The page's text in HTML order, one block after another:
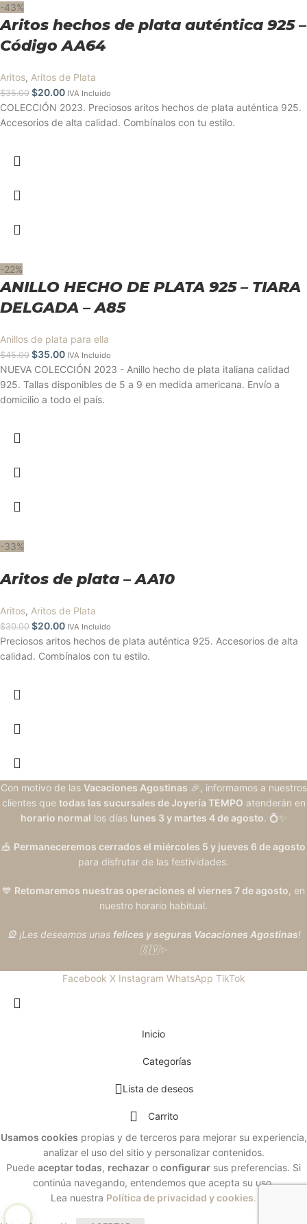
-43%
Aritos hechos de plata auténtica 925 –
Código AA64
Aritos, Aritos de Plata
$35.00 $20.00 IVA Incluido
COLECCIÓN 2023. Preciosos aritos hechos de plata auténtica 925.
Accesorios de alta calidad. Combínalos con tu estilo.
-22%
ANILLO HECHO DE PLATA 925 – TIARA
DELGADA – A85
Anillos de plata para ella
$45.00 $35.00 IVA Incluido
NUEVA COLECCIÓN 2023 - Anillo hecho de plata italiana calidad
925. Tallas disponibles de 5 a 9 en medida americana. Envío a
domicilio a todo el país.
-33%
Aritos de plata – AA10
Aritos, Aritos de Plata
$30.00 $20.00 IVA Incluido
Preciosos aritos hechos de plata auténtica 925. Accesorios de alta
calidad. Combínalos con tu estilo.
Con motivo de las Vacaciones Agostinas 🎉, informamos a nuestros
clientes que todas las sucursales de Joyería TEMPO atenderán en
horario normal los días lunes 3 y martes 4 de agosto. 💍✨
🎪 Permaneceremos cerrados el miércoles 5 y jueves 6 de agosto
para disfrutar de las festividades.
💙 Retomaremos nuestras operaciones el viernes 7 de agosto, en
nuestro horario habitual.
🎡 ¡Les deseamos unas felices y seguras Vacaciones Agostinas!
🇸🇻✨
Facebook X Instagram WhatsApp TikTok
Inicio
Categorías
Lista de deseos
Carrito
Usamos cookies propias y de terceros para mejorar su experiencia,
analizar el uso del sitio y personalizar contenidos.
Puede aceptar todas, rechazar o configurar sus preferencias. Si
continúa navegando, entendemos que acepta su uso.
Lea nuestra Política de privacidad y cookies.